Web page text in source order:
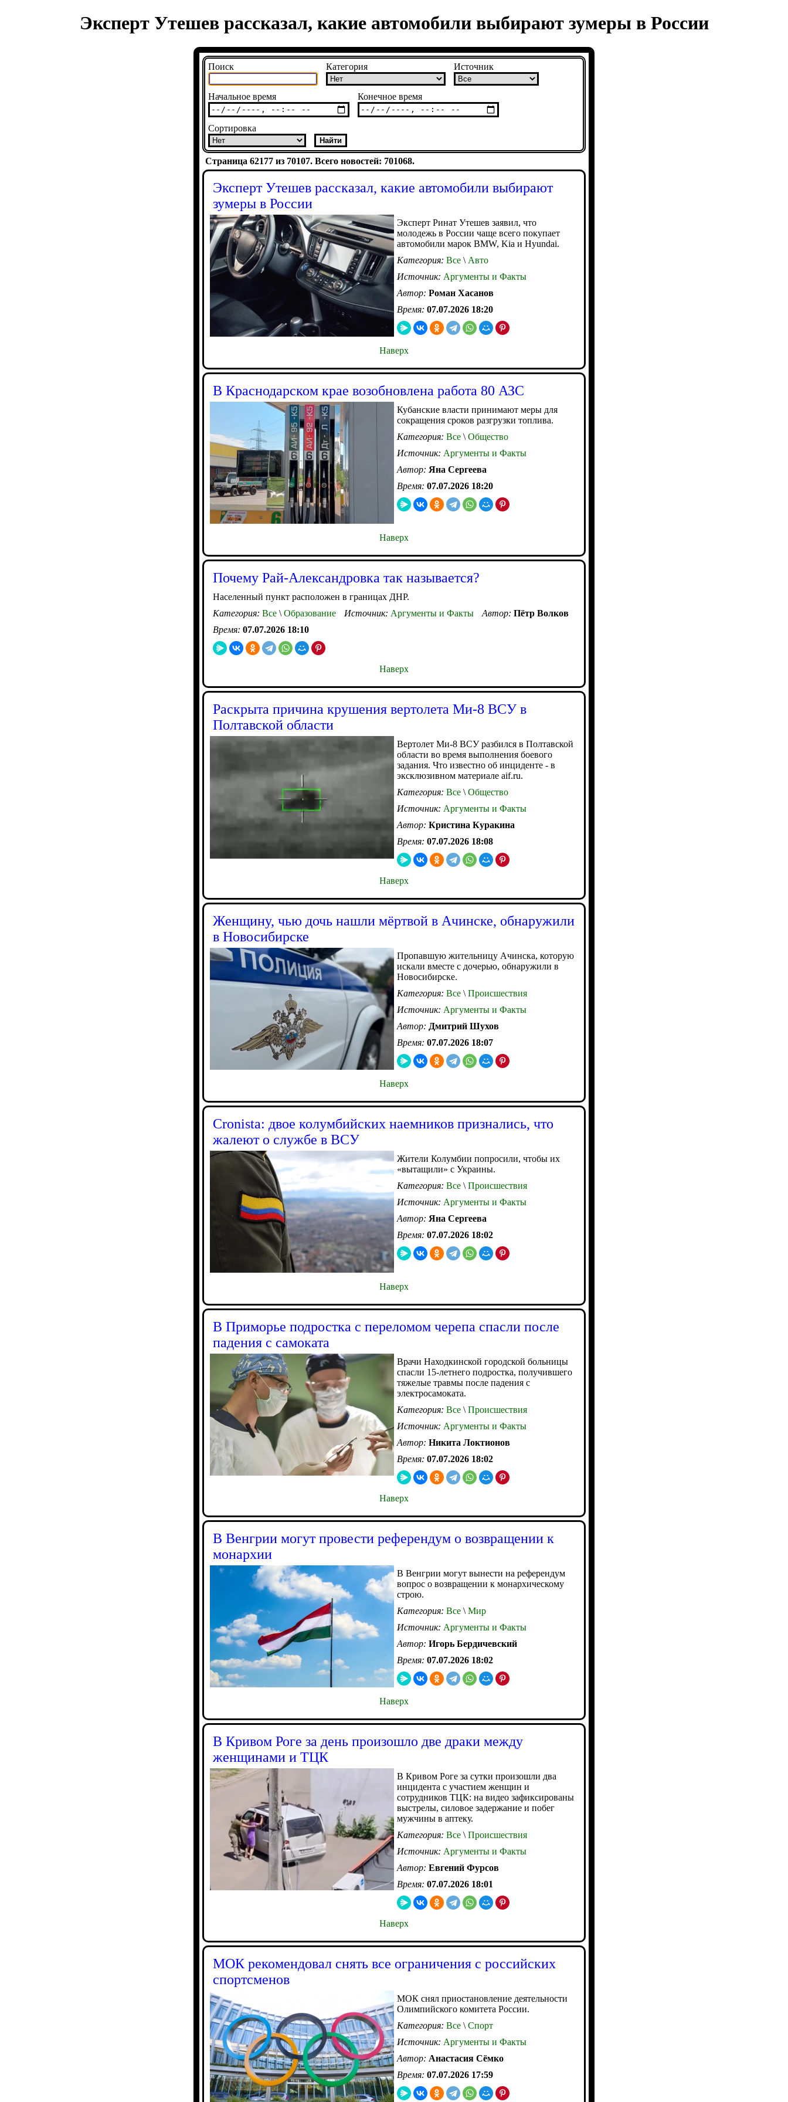
Эксперт Утешев рассказал, какие автомобили выбирают зумеры в России
Поиск Категория Источник
Начальное время Конечное время
Сортировка
Страница 62177 из 70107. Всего новостей: 701068.
Эксперт Утешев рассказал, какие автомобили выбирают
зумеры в России
Эксперт Ринат Утешев заявил, что
молодежь в России чаще всего покупает
автомобили марок BMW, Kia и Hyundai.
Категория: Все \ Авто
Источник: Аргументы и Факты
Автор: Роман Хасанов
Время: 07.07.2026 18:20
Наверх
В Краснодарском крае возобновлена работа 80 АЗС
Кубанские власти принимают меры для
сокращения сроков разгрузки топлива.
Категория: Все \ Общество
Источник: Аргументы и Факты
Автор: Яна Сергеева
Время: 07.07.2026 18:20
Наверх
Почему Рай-Александровка так называется?
Населенный пункт расположен в границах ДНР.
Категория: Все \ Образование Источник: Аргументы и Факты Автор: Пётр Волков
Время: 07.07.2026 18:10
Наверх
Раскрыта причина крушения вертолета Ми-8 ВСУ в
Полтавской области
Вертолет Ми-8 ВСУ разбился в Полтавской
области во время выполнения боевого
задания. Что известно об инциденте - в
эксклюзивном материале aif.ru.
Категория: Все \ Общество
Источник: Аргументы и Факты
Автор: Кристина Куракина
Время: 07.07.2026 18:08
Наверх
Женщину, чью дочь нашли мёртвой в Ачинске, обнаружили
в Новосибирске
Пропавшую жительницу Ачинска, которую
искали вместе с дочерью, обнаружили в
Новосибирске.
Категория: Все \ Происшествия
Источник: Аргументы и Факты
Автор: Дмитрий Шухов
Время: 07.07.2026 18:07
Наверх
Cronista: двое колумбийских наемников признались, что
жалеют о службе в ВСУ
Жители Колумбии попросили, чтобы их
«вытащили» с Украины.
Категория: Все \ Происшествия
Источник: Аргументы и Факты
Автор: Яна Сергеева
Время: 07.07.2026 18:02
Наверх
В Приморье подростка с переломом черепа спасли после
падения с самоката
Врачи Находкинской городской больницы
спасли 15-летнего подростка, получившего
тяжелые травмы после падения с
электросамоката.
Категория: Все \ Происшествия
Источник: Аргументы и Факты
Автор: Никита Локтионов
Время: 07.07.2026 18:02
Наверх
В Венгрии могут провести референдум о возвращении к
монархии
В Венгрии могут вынести на референдум
вопрос о возвращении к монархическому
строю.
Категория: Все \ Мир
Источник: Аргументы и Факты
Автор: Игорь Бердичевский
Время: 07.07.2026 18:02
Наверх
В Кривом Роге за день произошло две драки между
женщинами и ТЦК
В Кривом Роге за сутки произошли два
инцидента с участием женщин и
сотрудников ТЦК: на видео зафиксированы
выстрелы, силовое задержание и побег
мужчины в аптеку.
Категория: Все \ Происшествия
Источник: Аргументы и Факты
Автор: Евгений Фурсов
Время: 07.07.2026 18:01
Наверх
МОК рекомендовал снять все ограничения с российских
спортсменов
МОК снял приостановление деятельности
Олимпийского комитета России.
Категория: Все \ Спорт
Источник: Аргументы и Факты
Автор: Анастасия Сёмко
Время: 07.07.2026 17:59